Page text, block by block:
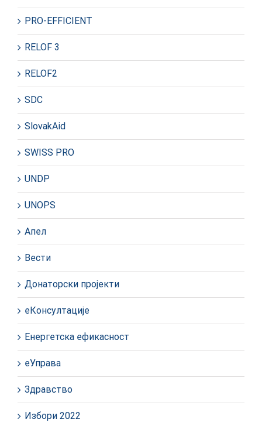
PRO-EFFICIENT
RELOF 3
RELOF2
SDC
SlovakAid
SWISS PRO
UNDP
UNOPS
Апел
Вести
Донаторски пројекти
еКонсултације
Енергетска ефикасност
еУправа
Здравство
Избори 2022